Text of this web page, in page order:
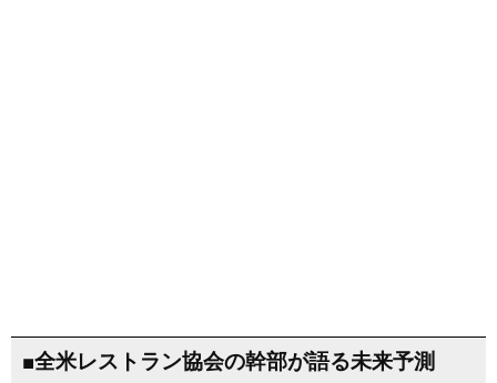
■全米レストラン協会の幹部が語る未来予測